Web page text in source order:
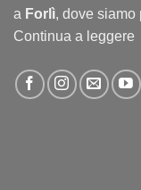
a Forlì, dove siamo
Continua a leggere